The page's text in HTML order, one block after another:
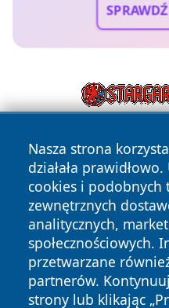
Nasza strona
działała
cookies i
zewnętrznych
analitycznych,
społecznościowych.
przetwarzane
partnerów.
strony lub klikając
Copyright © 2026
zastrzeżone.